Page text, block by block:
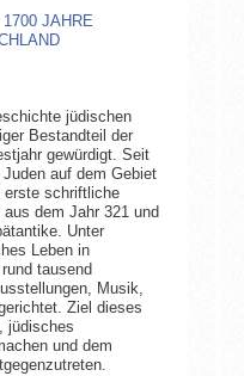
1700 JAHRE
jüdischen
Bestandteil der
gewürdigt. Seit
auf dem Gebiet
erste schriftliche
dem Jahr 321 und
Unter
Leben in
tausend
Musik,
Ziel dieses
jüdisches
und dem